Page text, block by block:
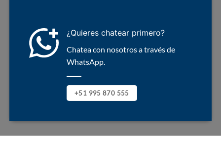
¿Quieres chatear primero?
Chatea con nosotros a través de
WhatsApp.
+51 995 870 555